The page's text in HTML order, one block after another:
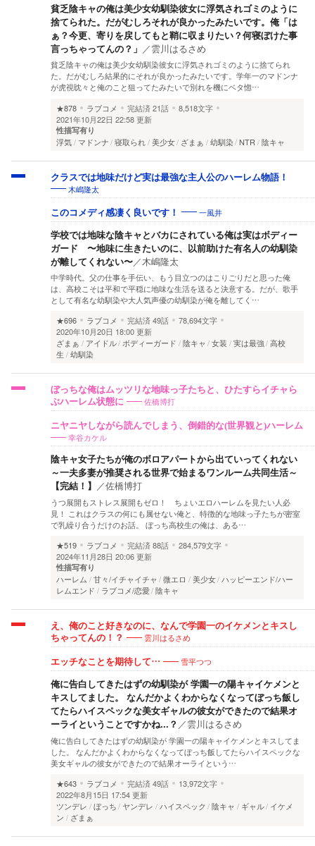
貧乏陰キャの俺は美少女幼馴染彼女に浮気されゴミのように
捨てられた。だがむしろそれが良かったみたいです。俺「は
ぁ？今更、寄りを戻してもと鞘に収まりたい？何寝ぼけた事
言っちゃってんの？」 ／雲川はるさめ
貧乏陰キャの俺は美少女幼馴染彼女に浮気されゴミのように捨てられ
た。だがむしろ結果的にそれが良かったみたいです。学年一のマドンナ
が虎視眈々と俺のこと狙ってたみたいで別れを機にベタ惚…
★878
ラブコメ 完結済21話
8,518文字
2021年10月22日 22:58 更新
性描写有り
浮気 マドンナ 寝取られ 美少女 ざまぁ 幼馴染 NTR 陰キャ
クラスでは地味だけど実は最強な主人公のハーレム物語！
木嶋隆太
このコメディ感凄く良いです！ 一風井
学校では地味な陰キャとバカにされている俺は実はボディー
ガード 〜地味に生きたいのに、以前助けた有名人の幼馴染
が離してくれない〜／木嶋隆太
中学時代。父の仕事を手伝い、もう目立つのはこりごりだと思った俺
は、高校こそは平和で平穏に地味な生活を送ると決意する。だが、歌手
として有名な幼馴染や大人気声優の幼馴染が俺を離してく…
★696
ラブコメ 完結済49話
78,694文字
2020年10月20日 18:00 更新
ざまぁ
アイドル ボディーガード 陰キャ 女装 実は最強 高校
生
幼馴染
ぼっちな俺はムッツリな地味っ子たちと、ひたすらイチャら
ぶハーレム状態に
佐橋博打
ニヤニヤしながら読んでしまう、倒錯的な(世界観と)ハーレム
幸谷カケル
陰キャ女子たちが俺のボロアパートから出ていってくれない
～一夫多妻が推奨される世界で始まるワンルーム共同生活～
【完結！】 ／佐橋博打
うつ展開もストレス展開もゼロ！ ちょいエロハーレムを見たい人必
見！ これはクラスの何にも属せない俺と、特徴的な地味っ子たちが密室
で乳繰り合うだけのお話。 ぼっち高校生の俺は、ある…
★519
ラブコメ 完結済88話
284,579文字
2024年11月28日 20:06 更新
性描写有り
ハーレム 甘々/イチャイチャ 微エロ 美少女 ハッピーエンド/ハー
レムエンド
ラブコメ/恋愛 陰キャ
え、俺のこと好きなのに、なんで学園一のイケメンとキスし
ちゃってんの！？
雲川はるさめ
エッチなことを期待して… 雪平つつ
俺に告白してきたはずの幼馴染が 学園一の陽キャイケメンと
キスしてました。 なんだかよくわからなくなってぼっち飯し
てたらハイスペックな美女ギャルの彼女ができたので結果オ
ーライということですかね...？ ／雲川はるさめ
俺に告白してきたはずの幼馴染が 学園一の陽キャイケメンとキスしてま
した。 なんだかよくわからなくなってぼっち飯してたらハイスペックな
美女ギャルの彼女ができたので結果オーライという…
★643
ラブコメ 完結済49話
13,972文字
2022年8月15日 17:54 更新
ツンデレ
ぼっち ヤンデレ ハイスペック 陰キャ ギャル イケメ
ン
ざまぁ